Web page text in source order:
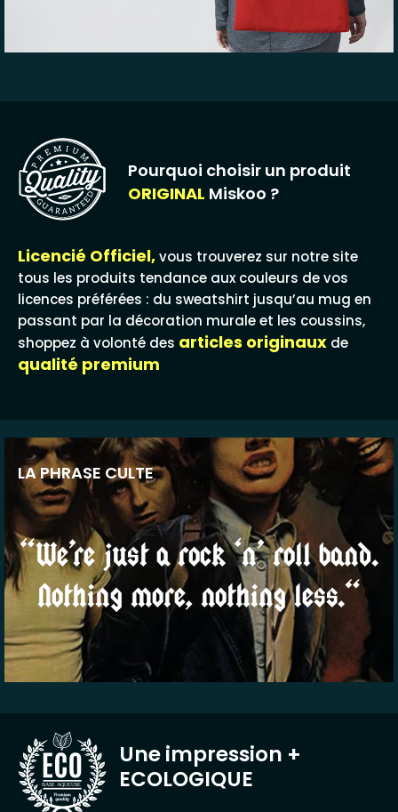
Pourquoi choisir un produit
ORIGINAL Miskoo ?
Licencié Officiel,vous trouverez sur notre site
tous les produits tendance aux couleurs de vos
licences préférées : du sweatshirt jusqu’au mug en
passant par la décoration murale et les coussins,
shoppez à volonté des articles originaux de
qualité premium
LA PHRASE CULTE
“We’re just a rock ‘n’ roll band.
Nothing more, nothing less.“
BASE AQUEUSE
Une impression +
ECOLOGIQUE